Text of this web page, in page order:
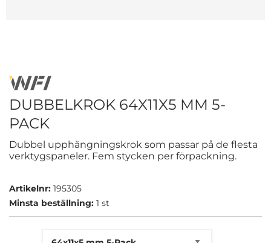
DUBBELKROK 64X11X5 MM 5-
PACK
Dubbel upphängningskrok som passar på de flesta
verktygspaneler. Fem stycken per förpackning.
Artikelnr: 195305
Minsta beställning: 1 st